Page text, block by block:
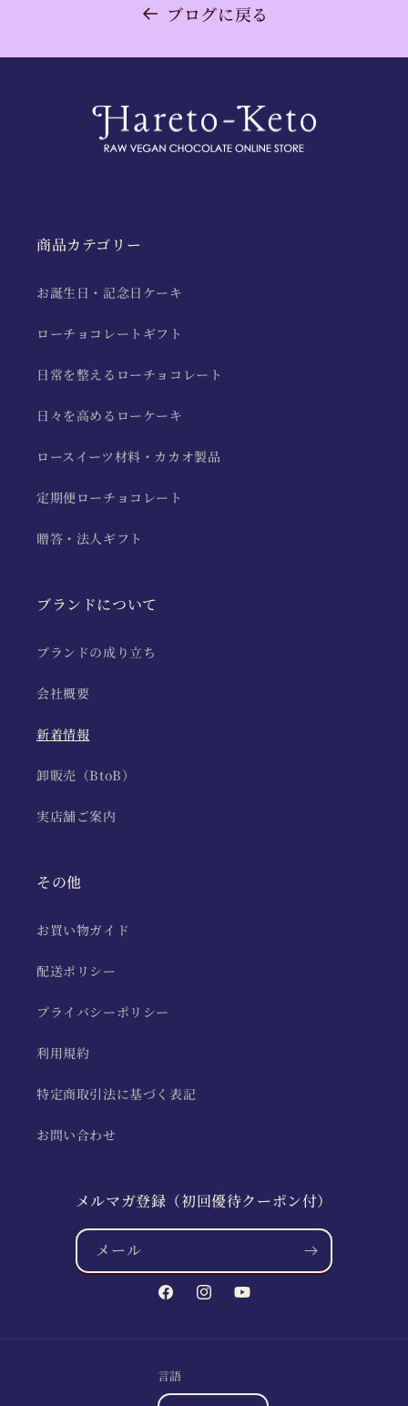
ブログに戻る
商品カテゴリー
お誕生日・記念日ケーキ
ローチョコレートギフト
日常を整えるローチョコレート
日々を高めるローケーキ
ロースイーツ材料・カカオ製品
定期便ローチョコレート
贈答・法人ギフト
ブランドについて
ブランドの成り立ち
会社概要
新着情報
卸販売（BtoB）
実店舗ご案内
その他
お買い物ガイド
配送ポリシー
プライバシーポリシー
利用規約
特定商取引法に基づく表記
お問い合わせ
メルマガ登録（初回優待クーポン付）
メール
FacebookInstagramYouTube
言語